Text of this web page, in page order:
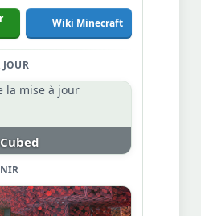
Wiki Minecraft